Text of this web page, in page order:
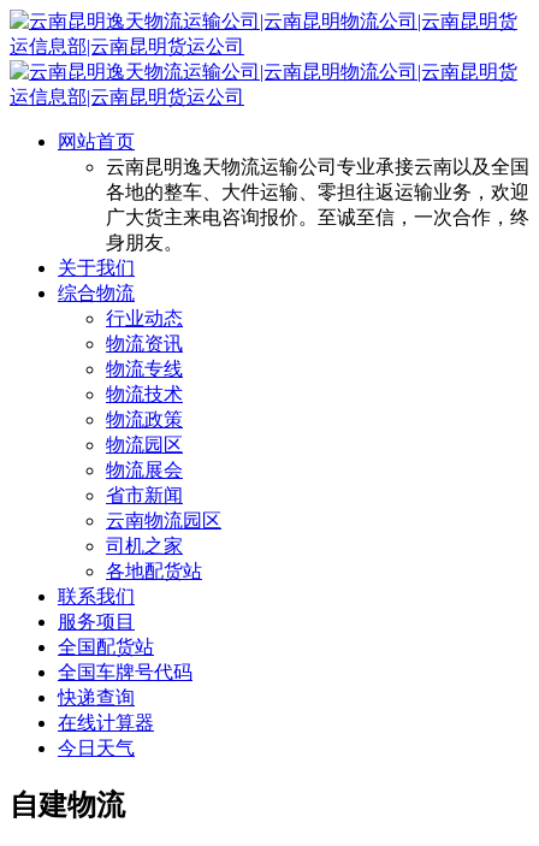
网站首页
云南昆明逸天物流运输公司专业承接云南以及全国
各地的整车、大件运输、零担往返运输业务，欢迎
广大货主来电咨询报价。至诚至信，一次合作，终
身朋友。
关于我们
综合物流
行业动态
物流资讯
物流专线
物流技术
物流政策
物流园区
物流展会
省市新闻
云南物流园区
司机之家
各地配货站
联系我们
服务项目
全国配货站
全国车牌号代码
快递查询
在线计算器
今日天气
自建物流